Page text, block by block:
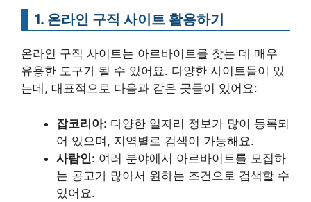
1. 온라인 구직 사이트 활용하기
온라인 구직 사이트는 아르바이트를 찾는 데 매우
유용한 도구가 될 수 있어요. 다양한 사이트들이 있
는데, 대표적으로 다음과 같은 곳들이 있어요:
잡코리아: 다양한 일자리 정보가 많이 등록되
어 있으며, 지역별로 검색이 가능해요.
사람인: 여러 분야에서 아르바이트를 모집하
는 공고가 많아서 원하는 조건으로 검색할 수
있어요.